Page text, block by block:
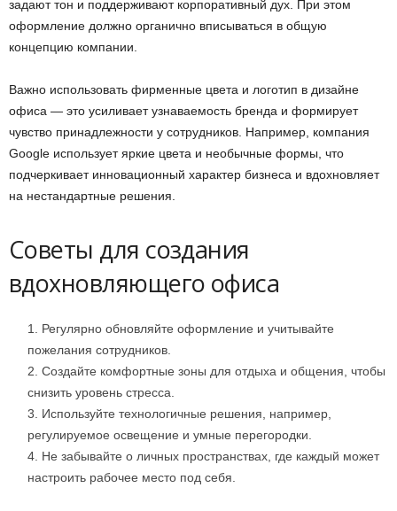
задают тон и поддерживают корпоративный дух. При этом
оформление должно органично вписываться в общую
концепцию компании.
Важно использовать фирменные цвета и логотип в дизайне
офиса — это усиливает узнаваемость бренда и формирует
чувство принадлежности у сотрудников. Например, компания
Google использует яркие цвета и необычные формы, что
подчеркивает инновационный характер бизнеса и вдохновляет
на нестандартные решения.
Советы для создания
вдохновляющего офиса
Регулярно обновляйте оформление и учитывайте
пожелания сотрудников.
Создайте комфортные зоны для отдыха и общения, чтобы
снизить уровень стресса.
Используйте технологичные решения, например,
регулируемое освещение и умные перегородки.
Не забывайте о личных пространствах, где каждый может
настроить рабочее место под себя.